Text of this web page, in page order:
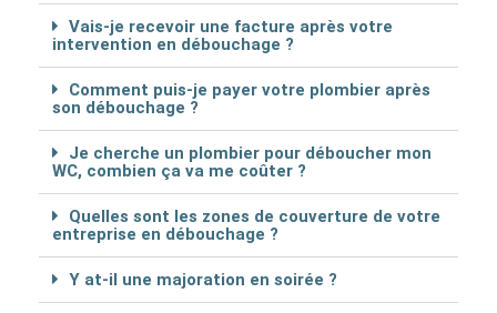
Vais-je recevoir une facture après votre
intervention en débouchage ?
Comment puis-je payer votre plombier après
son débouchage ?
Je cherche un plombier pour déboucher mon
WC, combien ça va me coûter ?
Quelles sont les zones de couverture de votre
entreprise en débouchage ?
Y at-il une majoration en soirée ?